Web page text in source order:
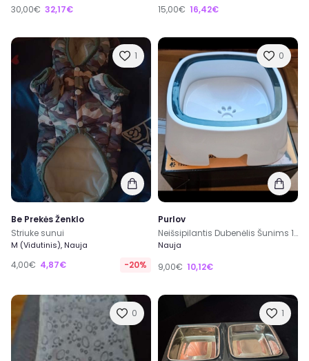
30,00€ 32,17€ 15,00€ 16,42€
1
Be Prekės Ženklo
Striuke sunui
M (Vidutinis), Nauja
4,00€ 4,87€ -20%
0
Purlov
Neišsipilantis Dubenėlis Šunims 1.5L
Nauja
9,00€ 10,12€
0 1